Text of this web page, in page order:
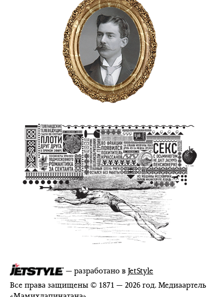
— разработано вJetStyle
Все права защищены © 1871 — 2026 год. Медиаартель